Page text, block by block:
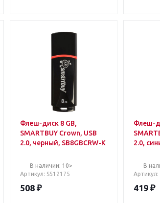
Флеш-диск 8 GB,
SMARTBUY Crown, USB
2.0, черный, SB8GBCRW-K
В наличии: 10>
Артикул: S512175
508 ₽
Флеш-
2.0,
В
Артикул:
419 ₽